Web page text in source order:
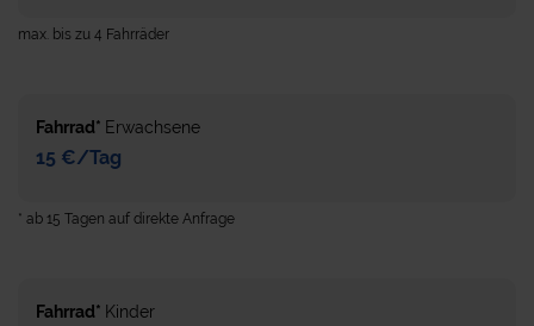
max. bis zu 4 Fahrräder
Fahrrad* Erwachsene
15 €/Tag
* ab 15 Tagen auf direkte Anfrage
Fahrrad* Kinder